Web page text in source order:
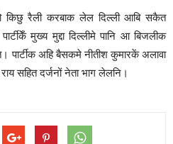
किछु रैली करबाक लेल दिल्ली आबि सकैत
मुख्य मुद्दा दिल्लीमे पानि आ बिजलीक
अहि बैसकमे नीतीश कुमारकें अलावा
सहित दर्जनों नेता भाग लेलनि।